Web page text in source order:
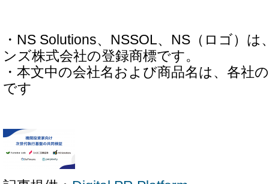
・NS Solutions、NSSOL、NS（ロゴ）
ンズ株式会社の登録商標です。
・本文中の会社名および商品名は、各社
です